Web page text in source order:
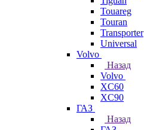
Touareg
Touran
Transporter
Universal
Volvo
Назад
Volvo
XC60
XC90
ГАЗ
Назад